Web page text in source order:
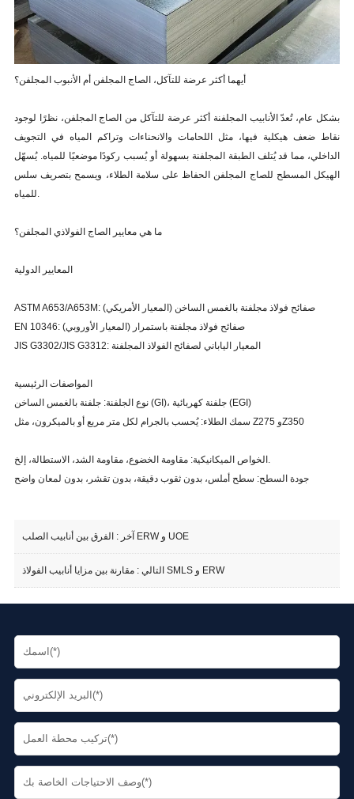
أيهما أكثر عرضة للتآكل، الصاج المجلفن أم الأنبوب المجلفن؟
بشكل عام، تُعدّ الأنابيب المجلفنة أكثر عرضة للتآكل من الصاج المجلفن، نظرًا لوجود
نقاط ضعف هيكلية فيها، مثل اللحامات والانحناءات وتراكم المياه في التجويف
الداخلي، مما قد يُتلف الطبقة المجلفنة بسهولة أو يُسبب ركودًا موضعيًا للمياه. يُسهّل
الهيكل المسطح للصاج المجلفن الحفاظ على سلامة الطلاء، ويسمح بتصريف سلس
ما هي معايير الصاج الفولاذي المجلفن؟
المعايير الدولية
ASTM A653/A653M: صفائح فولاذ مجلفنة بالغمس الساخن (المعيار الأمريكي)
EN 10346: صفائح فولاذ مجلفنة باستمرار (المعيار الأوروبي)
JIS G3302/JIS G3312: المعيار الياباني لصفائح الفولاذ المجلفنة
المواصفات الرئيسية
نوع الجلفنة: جلفنة بالغمس الساخن (GI)، جلفنة كهربائية (EGI)
سمك الطلاء: يُحسب بالجرام لكل متر مربع أو بالميكرون، مثل Z275 وZ350
الخواص الميكانيكية: مقاومة الخضوع، مقاومة الشد، الاستطالة، إلخ.
جودة السطح: سطح أملس، بدون ثقوب دقيقة، بدون تقشر، بدون لمعان واضح
آخر : الفرق بين أنابيب الصلب ERW و UOE
التالي : مقارنة بين مزايا أنابيب الفولاذ SMLS و ERW